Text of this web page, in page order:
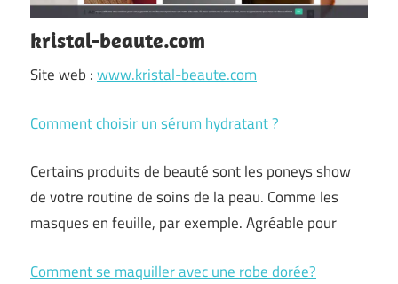
kristal-beaute.com
Site web :www.kristal-beaute.com
Comment choisir un sérum hydratant ?
Certains produits de beauté sont les poneys show
de votre routine de soins de la peau. Comme les
masques en feuille, par exemple. Agréable pour
Comment se maquiller avec une robe dorée?